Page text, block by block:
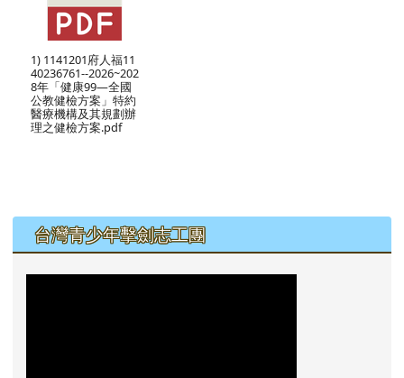
1) 1141201府人福11
40236761--2026~202
8年「健康99—全國
公教健檢方案」特約
醫療機構及其規劃辦
理之健檢方案.pdf
左邊區域內容
台灣青少年擊劍志工團